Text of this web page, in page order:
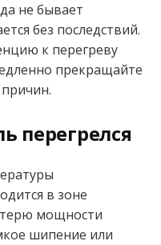
не бывает
без последствий.
к перегреву
прекращайте
перегрелся
в зоне
мощности
шипение или